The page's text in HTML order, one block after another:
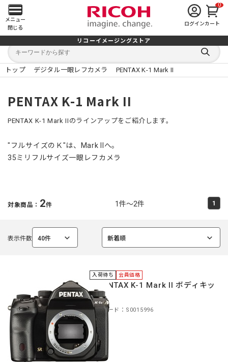
メ
イ
ン
メ
ニ
ュ
ー
を
く
メニュー
閉じる
ログイン
0
カート
リコーイメージングストア
キ
ワ
ー
キ
検
索
る
トップ デジタル一眼レフカメラ PENTAX K-1 Mark II
PENTAX K-1 Mark II
PENTAX K-1 Mark IIのラインアップをご紹介します。
"フルサイズのＫ"は、Mark IIへ。
35ミリフルサイズ一眼レフカメラ
対象商品： 2件 1件～2件 1
表示件数 40件
選
新着順
選
入荷待ち 会員価格
＊PENTAX K-1 Mark II ボディキッ
ト
商品コード：S0015996